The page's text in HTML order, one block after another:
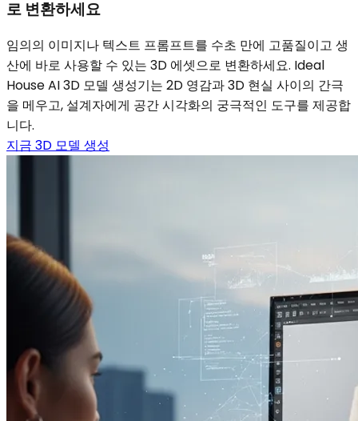
로 변환하세요
임의의 이미지나 텍스트 프롬프트를 수초 만에 고품질이고 생
산에 바로 사용할 수 있는 3D 에셋으로 변환하세요. Ideal
House AI 3D 모델 생성기는 2D 영감과 3D 현실 사이의 간극
을 메우고, 설계자에게 공간 시각화의 궁극적인 도구를 제공합
니다.
지금 3D 모델 생성